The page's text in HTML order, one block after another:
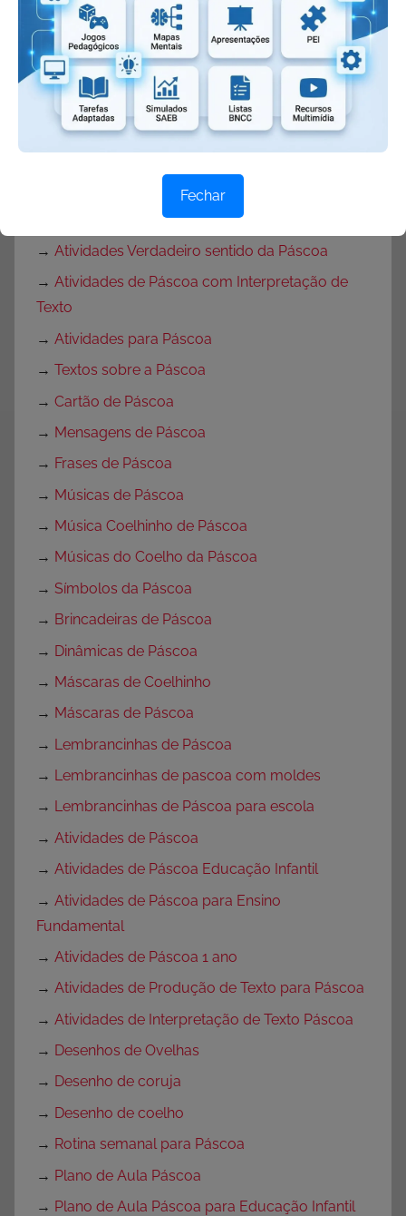
→Personificação
→ Pleonasmo
→Sinestesia
Girias
→ Atividades Verdadeiro sentido da Páscoa
→ Atividades de Páscoa com Interpretação de
Texto
→ Atividades para Páscoa
→ Textos sobre a Páscoa
→ Cartão de Páscoa
→ Mensagens de Páscoa
→ Frases de Páscoa
→ Músicas de Páscoa
→ Música Coelhinho de Páscoa
→ Músicas do Coelho da Páscoa
→ Símbolos da Páscoa
→ Brincadeiras de Páscoa
→ Dinâmicas de Páscoa
→ Máscaras de Coelhinho
→ Máscaras de Páscoa
→ Lembrancinhas de Páscoa
→ Lembrancinhas de pascoa com moldes
→ Lembrancinhas de Páscoa para escola
→ Atividades de Páscoa
→ Atividades de Páscoa Educação Infantil
→ Atividades de Páscoa para Ensino
Fundamental
→ Atividades de Páscoa 1 ano
→ Atividades de Produção de Texto para Páscoa
→ Atividades de Interpretação de Texto Páscoa
→ Desenhos de Ovelhas
→ Desenho de coruja
→ Desenho de coelho
→ Rotina semanal para Páscoa
→ Plano de Aula Páscoa
→ Plano de Aula Páscoa para Educação Infantil
Fechar